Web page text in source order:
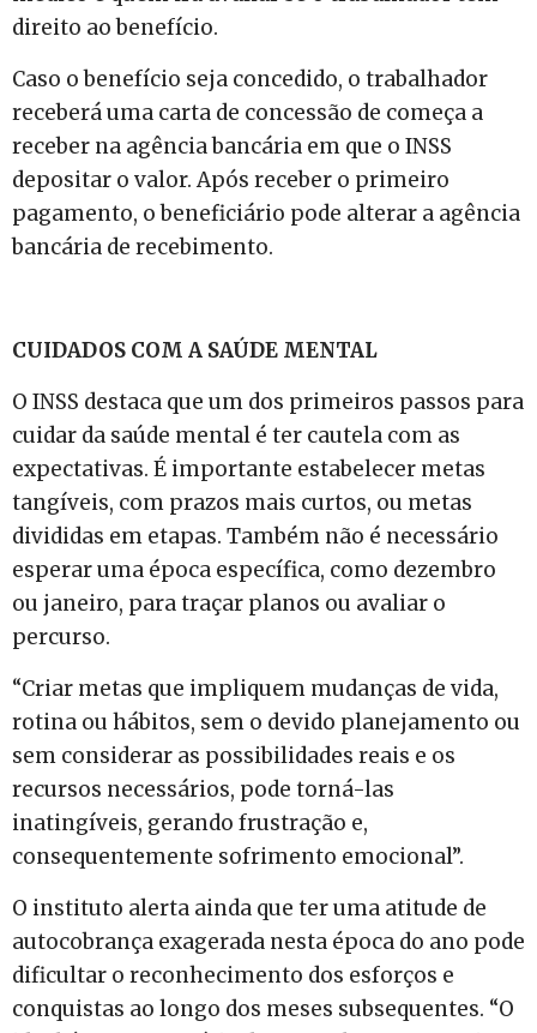
direito ao benefício.
Caso o benefício seja concedido, o trabalhador
receberá uma carta de concessão de começa a
receber na agência bancária em que o INSS
depositar o valor. Após receber o primeiro
pagamento, o beneficiário pode alterar a agência
bancária de recebimento.
CUIDADOS COM A SAÚDE MENTAL
O INSS destaca que um dos primeiros passos para
cuidar da saúde mental é ter cautela com as
expectativas. É importante estabelecer metas
tangíveis, com prazos mais curtos, ou metas
divididas em etapas. Também não é necessário
esperar uma época específica, como dezembro
ou janeiro, para traçar planos ou avaliar o
percurso.
“Criar metas que impliquem mudanças de vida,
rotina ou hábitos, sem o devido planejamento ou
sem considerar as possibilidades reais e os
recursos necessários, pode torná-las
inatingíveis, gerando frustração e,
consequentemente sofrimento emocional”.
O instituto alerta ainda que ter uma atitude de
autocobrança exagerada nesta época do ano pode
dificultar o reconhecimento dos esforços e
conquistas ao longo dos meses subsequentes. “O